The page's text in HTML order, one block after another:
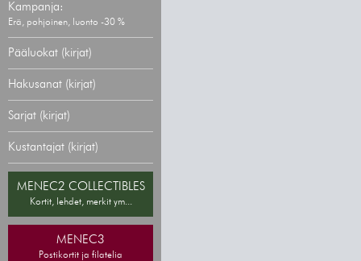
Kampanja:
Erä, pohjoinen, luonto -30 %
Pääluokat (kirjat)
Hakusanat (kirjat)
Sarjat (kirjat)
Kustantajat (kirjat)
MENEC2 COLLECTIBLES
Kortit, lehdet, merkit ym...
MENEC3
Postikortit ja filatelia